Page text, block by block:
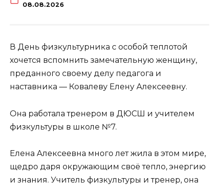
08.08.2026
В День физкультурника с особой теплотой
хочется вспомнить замечательную женщину,
преданного своему делу педагога и
наставника — Ковалеву Елену Алексеевну.
Она работала тренером в ДЮСШ и учителем
физкультуры в школе №7.
Елена Алексеевна много лет жила в этом мире,
щедро даря окружающим своё тепло, энергию
и знания. Учитель физкультуры и тренер, она